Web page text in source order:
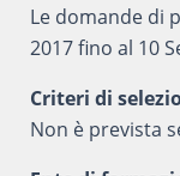
Le domande di
2017 fino al 10
Criteri di
Non è prevista